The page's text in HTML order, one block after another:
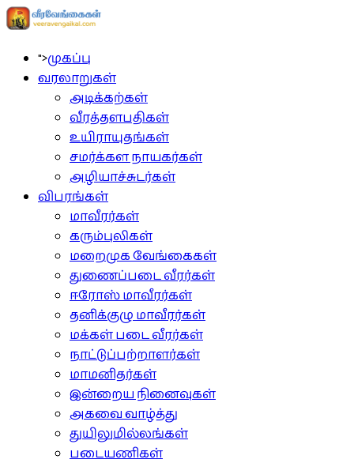
">முகப்பு
வரலாறுகள்
அடிக்கற்கள்
வீரத்தளபதிகள்
உயிராயுதங்கள்
சமர்க்கள நாயகர்கள்
அழியாச்சுடர்கள்
விபரங்கள்
மாவீரர்கள்
கரும்புலிகள்
மறைமுக வேங்கைகள்
துணைப்படை வீரர்கள்
ஈரோஸ் மாவீரர்கள்
தனிக்குழு மாவீரர்கள்
மக்கள் படை வீரர்கள்
நாட்டுப்பற்றாளர்கள்
மாமனிதர்கள்
இன்றைய நினைவுகள்
அகவை வாழ்த்து
துயிலுமில்லங்கள்
படையணிகள்